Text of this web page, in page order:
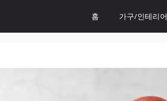
홈 가구/인테리어